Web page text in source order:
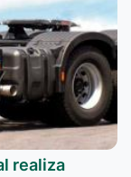
realiza